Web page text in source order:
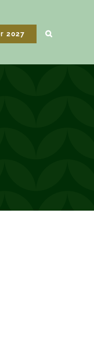
2027